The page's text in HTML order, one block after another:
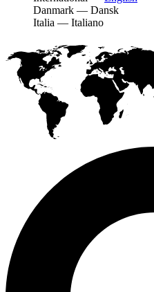
Danmark — Dansk
Italia — Italiano